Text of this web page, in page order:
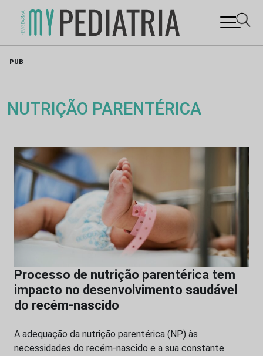
PUB
NUTRIÇÃO PARENTÉRICA
Processo de nutrição parentérica tem
impacto no desenvolvimento saudável
do recém-nascido
A adequação da nutrição parentérica (NP) às
necessidades do recém-nascido e a sua constante